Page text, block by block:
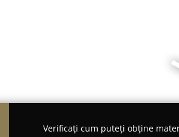
Verificați cum puteți obține